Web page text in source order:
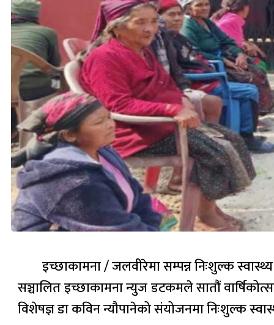
इच्छाकामना / जलवीरेमा सम्पन्न निःशुल्क
सञ्चालित इच्छाकामना न्युज डटकमले सातौं
विशेषज्ञ डा कविन न्यौपानेको संयोजनमा निःशुल्क